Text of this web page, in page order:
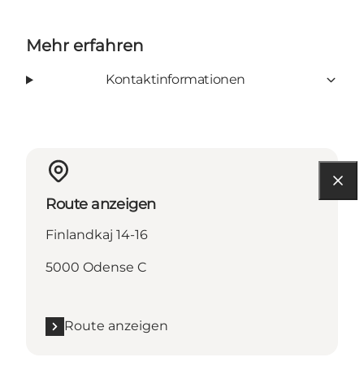
Mehr erfahren
Kontaktinformationen
Route anzeigen
Finlandkaj 14-16
5000 Odense C
Route anzeigen